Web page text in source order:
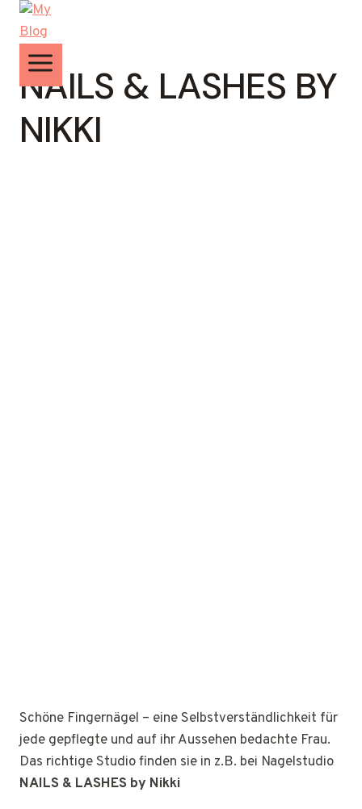
Zum
Inhalt
springen
NAILS & LASHES BY
NIKKI
Schöne Fingernägel – eine Selbstverständlichkeit für
jede gepflegte und auf ihr Aussehen bedachte Frau.
Das richtige Studio finden sie in z.B. bei Nagelstudio
NAILS & LASHES by Nikki